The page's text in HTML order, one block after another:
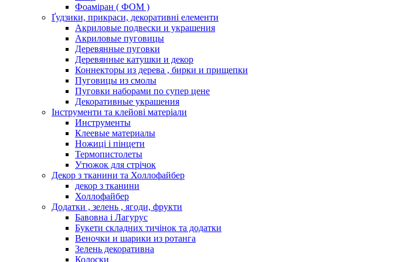
Фоаміран ( ФОМ )
Ґудзики, прикраси, декоративні елементи
Акриловые подвески и украшения
Акриловые пуговицы
Деревянные пуговки
Деревянные катушки и декор
Коннекторы из дерева , бирки и прищепки
Пуговицы из смолы
Пуговки наборами по супер цене
Декоративные украшения
Інструменти та клейові матеріали
Инструменты
Клеевые материалы
Ножиці і пінцети
Термопистолеты
Утюжок для стрічок
Декор з тканини та Холлофайбер
декор з тканини
Холлофайбер
Додатки , зелень , ягоди, фрукти
Бавовна і Лагурус
Букети складних тичінок та додатки
Веночки и шарики из ротанга
Зелень декоративна
Колоски